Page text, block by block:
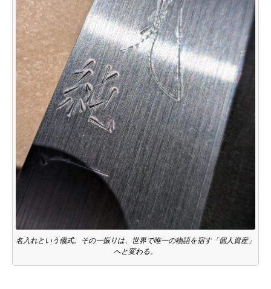
名入れという儀式。その一振りは、世界で唯一の物語を宿す「個人資産」
へと変わる。